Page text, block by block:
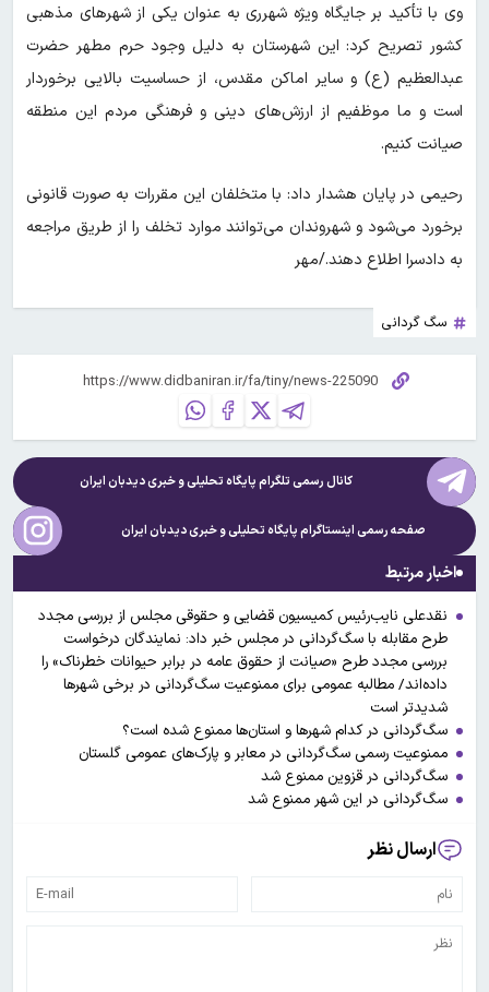
وی با تأکید بر جایگاه ویژه شهرری به عنوان یکی از شهرهای مذهبی
کشور تصریح کرد: این شهرستان به دلیل وجود حرم مطهر حضرت
عبدالعظیم (ع) و سایر اماکن مقدس، از حساسیت بالایی برخوردار
است و ما موظفیم از ارزش‌های دینی و فرهنگی مردم این منطقه
صیانت کنیم.
رحیمی در پایان هشدار داد: با متخلفان این مقررات به صورت قانونی
برخورد می‌شود و شهروندان می‌توانند موارد تخلف را از طریق مراجعه
به دادسرا اطلاع دهند./مهر
سگ گردانی
کانال رسمی تلگرام پایگاه تحلیلی و خبریدیدبان ایران
صفحه رسمی اینستاگرام پایگاه تحلیلی و خبریدیدبان ایران
اخبار مرتبط
نقدعلی نایب‌رئیس کمیسیون قضایی و حقوقی مجلس از بررسی مجدد
طرح مقابله با سگ‌گردانی در مجلس خبر داد: نمایندگان درخواست
بررسی مجدد طرح «صیانت از حقوق عامه در برابر حیوانات خطرناک» را
داده‌اند/ مطالبه عمومی برای ممنوعیت سگ‌گردانی در برخی شهرها
شدیدتر است
سگ‌گردانی در کدام شهرها و استان‌ها ممنوع شده است؟
ممنوعیت رسمی سگ‌گردانی در معابر و پارک‌های عمومی گلستان
سگ‌گردانی در قزوین ممنوع شد
سگ‌گردانی در این شهر ممنوع شد
ارسال نظر